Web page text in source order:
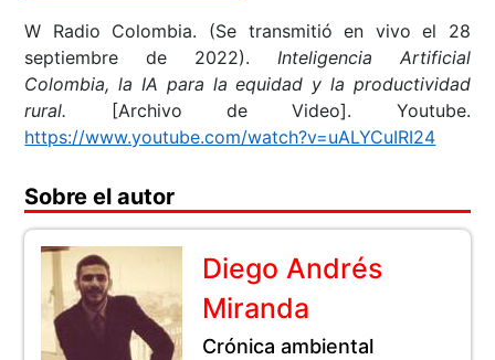
W Radio Colombia. (Se transmitió en vivo el 28
septiembre de 2022). Inteligencia Artificial
Colombia, la IA para la equidad y la productividad
rural.
[Archivo de Video]. Youtube.
https://www.youtube.com/watch?v=uALYCuIRI24
Sobre el autor
Diego Andrés
Miranda
Crónica ambiental